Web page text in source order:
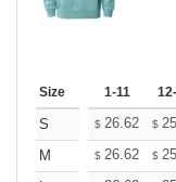
Size 1-11
S $ 26.62 $
M
$ 26.62 $